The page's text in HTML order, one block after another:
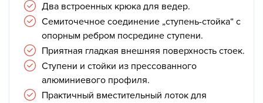
Два встроенных крюка для ведер.
Семиточечное соединение „ступень-стойка“ с
опорным ребром посредине ступени.
Приятная гладкая внешняя поверхность стоек.
Ступени и стойки из прессованного
алюминиевого профиля.
Практичный вместительный лоток для